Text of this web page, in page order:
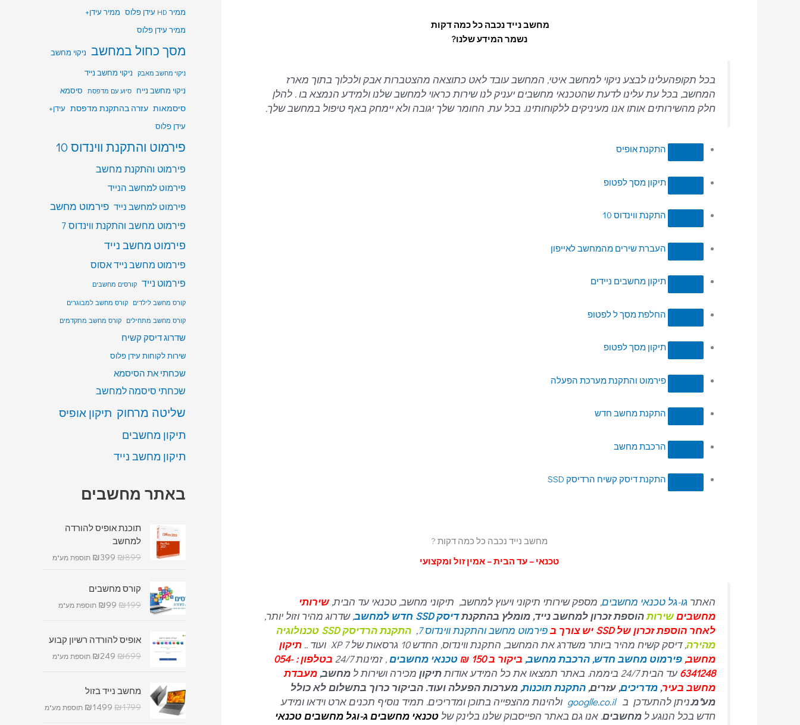
מחשב נייד נכבה כל כמה דקות
נשמר המידע שלנו?
בכל תקופהעלינו לבצע ניקוי למחשב איטי, המחשב עובד לאט כתוצאה מהצטברות אבק ולכלוך בתוך מארז
המחשב, בכל עת עלינו לדעת שהטכנאי מחשבים יעניק לנו שירות כראוי למחשב שלנו ולמידע הנמצא בו . להלן
חלק מהשירותים אותו אנו מעיניקים ללקוחותינו. בכל עת. החומר שלך יגובה ולא יימחק באף טיפול במחשב שלך.
התקנת אופיס
תיקון מסך לפטופ
התקנת ווינדוס 10
העברת שירים מהמחשב לאייפון
תיקון מחשבים ניידים
החלפת מסך ל לפטופ
תיקון מסך לפטופ
פירמוט והתקנת מערכת הפעלה
התקנת מחשב חדש
הרכבת מחשב
התקנת דיסק קשיח הרדיסק SSD
מחשב נייד נכבה כל כמה דקות ?
טכנאי – עד הבית – אמין זול ומקצועי
האתר גו-גל טכנאי מחשבים, מספק שירותי תיקוני ויעוץ למחשב, תיקוני מחשב, טכנאי עד הבית, שירותי
מחשביםשירותהוספת זכרון למחשב נייד, מומלץ בהתקנתדיסק SSD חדש למחשב
, שדרוג מהיר וזול יותר,
לאחר הוספת זכרון של SSD יש צורך ב
פירמוט מחשב והתקנת ווינדוס 7 ,
התקנת הרדיסק SSD טכנולוגיה
מהירה, דיסק קשיח מהיר ביותר משדרג את המחשב, התקנת ווינדוס, החדש 10 גרסאות של 7 XP ועוד ..
תיקון
מחשב, פירמוט מחשב חדש, הרכבת מחשב, ביקור ב 150 ₪ טכנאי מחשבים, זמינות 24/7
בטלפון : 054-
6341248 עד הבית 24/7 ביממה. באתר תמצאו את כל המידע אודות תיקון מכירה ושירות ל מחשב, מעבדת
מחשב בעיר, מדריכים, עזרים, התקנת תוכנות, מערכות הפעלה ועוד. הביקור כרוך בתשלום לא כולל
מע"מ.ניתן להתעדכן בgooglle.co.il ולהינות מהצפייה בתוכן ומדריכים. תמיד נוסיף תכנים ארט וידאו ומידע
חדש בכל הנוגע ל מחשבים. אנו גם באתר הפייסבוק שלנו בלינק של טכנאי מחשבים ג-וגל מחשבים טכנאי
ממיר HD עידן פלוס
ממיר עידן+
ממיר עידן פלוס
מסך כחול במחשב ניקוי מחשב
ניקוי מחשב מאבק
ניקוי מחשב נייד
ניקוי מחשב נייח סיוע עם מדפסת סיסמא
סיסמאות עזרה בהתקנת מדפסת עידן+
עידן פלוס
פירמוט והתקנת ווינדוס 10
פירמוט והתקנת מחשב
פירמוט למחשב הנייד
פירמוט למחשב נייד פירמוט מחשב
פירמוט מחשב והתקנת ווינדוס 7
פירמוט מחשב נייד
פירמוט מחשב נייד אסוס
פירמוט נייד קורסים מחשבים
קורס מחשב לילדים קורס מחשב למבוגרים
קורס מחשב מתחילים קורס מחשב מתקדמים
שדרוג דיסק קשיח
שירות לקוחות עידן פלוס
שכחתי את הסיסמא
שכחתי סיסמה למחשב
שליטה מרחוק תיקון אופיס
תיקון מחשבים
תיקון מחשב נייד
באתר מחשבים
תוכנת אופיס להורדה
למחשב
₪899
₪399 תוספת מע"מ
קורס מחשבים
₪199
₪99 תוספת מע"מ
אופיס להורדה רשיון קבוע
₪699
₪249 תוספת מע"מ
מחשב נייד בזול
₪1799
₪1499 תוספת מע"מ